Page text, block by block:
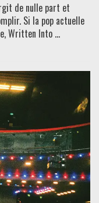
de nulle part et
Si la pop actuelle
Written Into ...